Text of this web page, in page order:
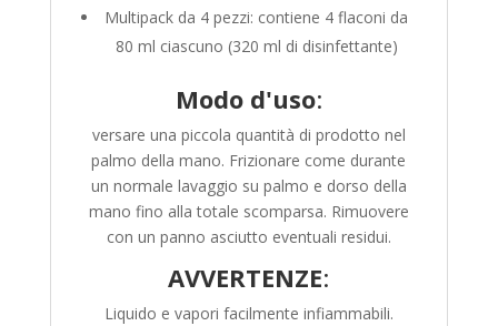
Multipack da 4 pezzi: contiene 4 flaconi da
80 ml ciascuno (320 ml di disinfettante)
Modo d'uso:
versare una piccola quantità di prodotto nel
palmo della mano. Frizionare come durante
un normale lavaggio su palmo e dorso della
mano fino alla totale scomparsa. Rimuovere
con un panno asciutto eventuali residui.
AVVERTENZE:
Liquido e vapori facilmente infiammabili.